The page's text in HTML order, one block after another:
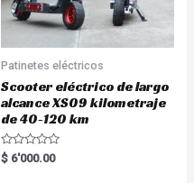
Patinetes eléctricos
Scooter eléctrico de largo
alcance XS09 kilometraje
de 40-120 km
R
a
$ 6'000.00